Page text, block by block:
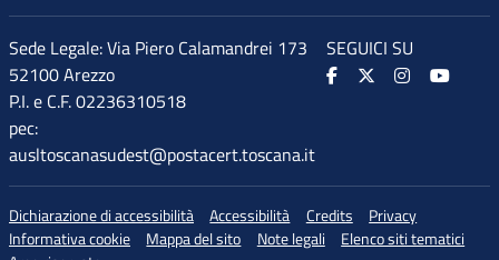
Sede Legale: Via Piero Calamandrei 173
52100 Arezzo
P.I. e C.F. 02236310518
pec:
ausltoscanasudest@postacert.toscana.it
SEGUICI SU
Dichiarazione di accessibilità Accessibilità Credits
Privacy
Informativa cookie
Mappa del sito Note legali
Elenco siti tematici